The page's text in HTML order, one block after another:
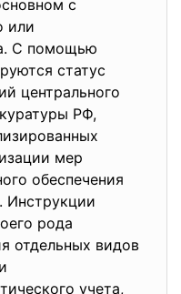
с
или
С помощью
статус
центрального
РФ,
мер
обеспечения
Инструкции
рода
отдельных видов
учета,